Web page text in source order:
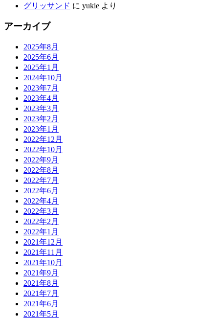
グリッサンド に yukie より
アーカイブ
2025年8月
2025年6月
2025年1月
2024年10月
2023年7月
2023年4月
2023年3月
2023年2月
2023年1月
2022年12月
2022年10月
2022年9月
2022年8月
2022年7月
2022年6月
2022年4月
2022年3月
2022年2月
2022年1月
2021年12月
2021年11月
2021年10月
2021年9月
2021年8月
2021年7月
2021年6月
2021年5月